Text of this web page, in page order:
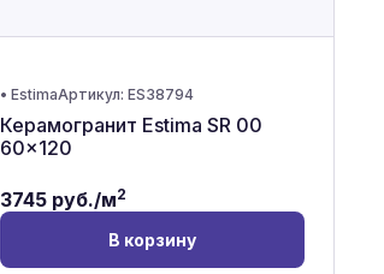
• EstimaАртикул: ES38794
Керамогранит Estima SR 00
60x120
3745руб./м2
В корзину